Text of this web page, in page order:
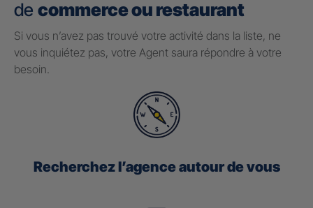
de commerce ou restaurant
Si vous n’avez pas trouvé votre activité dans la liste, ne
vous inquiétez pas, votre Agent saura répondre à votre
besoin.
Recherchez l’agence autour de vous